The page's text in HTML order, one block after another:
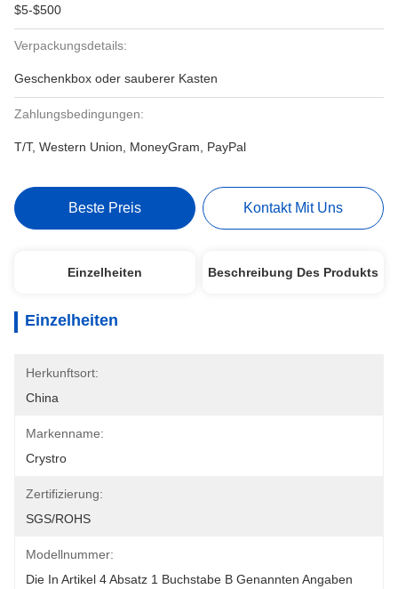
$5-$500
Verpackungsdetails:
Geschenkbox oder sauberer Kasten
Zahlungsbedingungen:
T/T, Western Union, MoneyGram, PayPal
Beste Preis Kontakt Mit Uns
Einzelheiten Beschreibung Des Produkts
Einzelheiten
Herkunftsort:
China
Markenname:
Crystro
Zertifizierung:
SGS/ROHS
Modellnummer:
Die In Artikel 4 Absatz 1 Buchstabe B Genannten Angaben